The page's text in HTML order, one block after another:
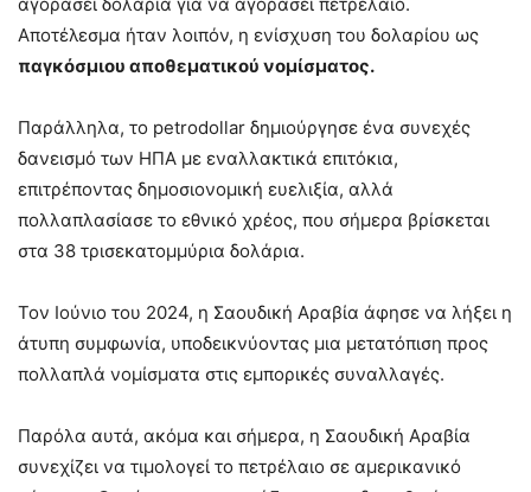
Αποτέλεσμα ήταν λοιπόν, η ενίσχυση του δολαρίου ως
παγκόσμιου αποθεματικού νομίσματος.
Παράλληλα, το petrodollar δημιούργησε ένα συνεχές
δανεισμό των ΗΠΑ με εναλλακτικά επιτόκια,
επιτρέποντας δημοσιονομική ευελιξία, αλλά
πολλαπλασίασε το εθνικό χρέος, που σήμερα βρίσκεται
στα 38 τρισεκατομμύρια δολάρια.
Τον Ιούνιο του 2024, η Σαουδική Αραβία άφησε να λήξει η
άτυπη συμφωνία, υποδεικνύοντας μια μετατόπιση προς
πολλαπλά νομίσματα στις εμπορικές συναλλαγές.
Παρόλα αυτά, ακόμα και σήμερα, η Σαουδική Αραβία
συνεχίζει να τιμολογεί το πετρέλαιο σε αμερικανικό